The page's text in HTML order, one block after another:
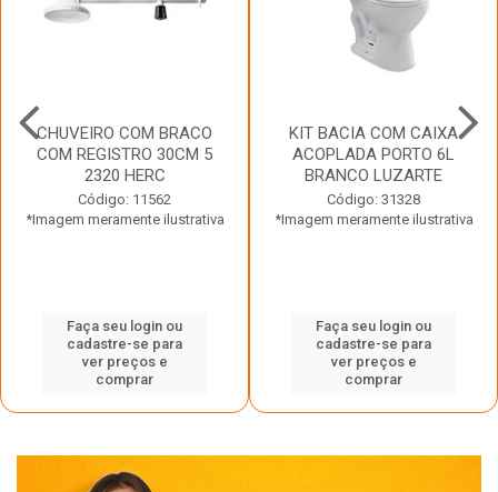
CHUVEIRO COM BRACO
COM REGISTRO 30CM 5
2320 HERC
Código: 11562
*Imagem meramente ilustrativa
Faça seu login ou
cadastre-se para
ver preços e
comprar
KIT BACIA COM CAIXA
ACOPLADA PORTO 6L
BRANCO LUZARTE
Código: 31328
*Imagem meramente ilustrativa
Faça seu login ou
cadastre-se para
ver preços e
comprar